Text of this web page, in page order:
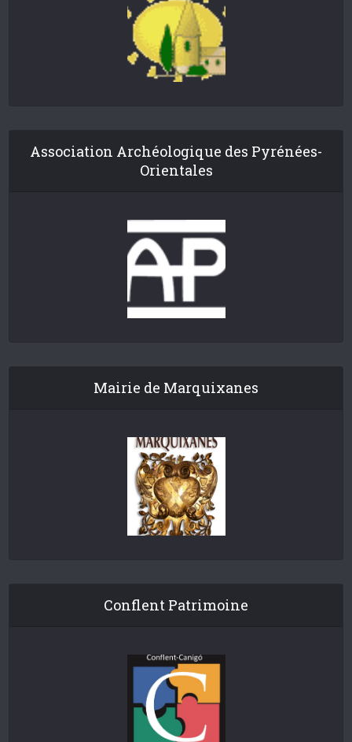
Association Archéologique des Pyrénées-
Orientales
Mairie de Marquixanes
Conflent Patrimoine